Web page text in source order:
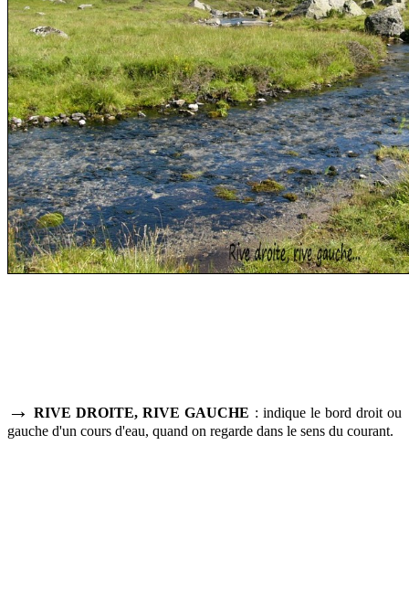
→ RIVE DROITE, RIVE GAUCHE : indique le bord droit ou
gauche d'un cours d'eau, quand on regarde dans le sens du courant.